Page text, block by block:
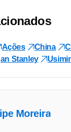
Ações China
Stanley
Moreira